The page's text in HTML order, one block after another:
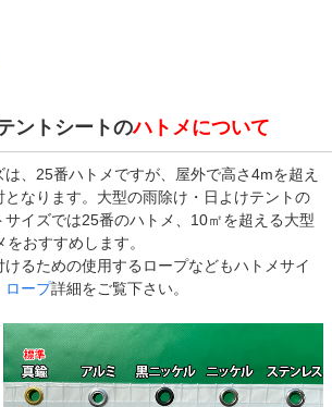
ントシートのハトメについて
、25番ハトメですが、屋外で高さ4mを超え
なります。大型の雨除け・日よけテントの
イズでは25番のハトメ、10㎡を超える大型
おすすめします。
るための使用するロープなどもハトメサイ
ロープ詳細をご覧下さい。